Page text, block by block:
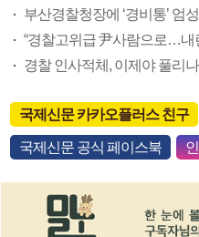
부산경찰청장에 ‘경비통’ 엄
“경찰고위급 尹사람으로…내
경찰 인사적체, 이제야 풀리나
국제신문 카카오플러스 친구
국제신문 공식 페이스북